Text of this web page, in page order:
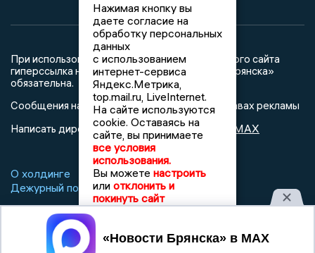
При использовании любого материала с данного сайта
гиперссылка на Сетевое издание «Новости Брянска»
обязательна.
Сообщения на сером фоне размещены на правах рекламы
Написать директору в телеграм@mazov MAX
О холдинге Вакансии
Реклама
Дежурный по новостям
Нажимая кнопку вы
даете согласие на
обработку персональных
данных
с использованием
интернет-сервиса
Яндекс.Метрика,
top.mail.ru, LiveInternet.
На сайте используются
cookie. Оставаясь на
сайте, вы принимаете
все условия
использования.
Вы можете настроить
или отклонить и
покинуть сайт
Принять